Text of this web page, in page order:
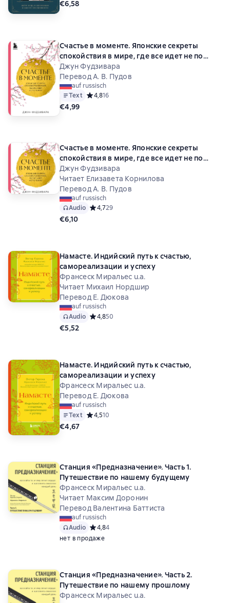
€6,58
Счастье в моменте. Японские секреты
спокойствия в мире, где все идет не по
плану
Джун Фудзивара
Перевод А. В. Пудов
auf russisch
Text Средний рейтинг 4,8 на основе 16 оценок
4,816
€4,99
Счастье в моменте. Японские секреты
спокойствия в мире, где все идет не по
плану
Джун Фудзивара
Читает Елизавета Корнилова
Перевод А. В. Пудов
auf russisch
Audio Средний рейтинг 4,7 на основе 29 оценок
4,729
€6,10
Намасте. Индийский путь к счастью,
самореализации и успеху
Франсеск Миральес u.a.
Читает Михаил Нордшир
Перевод Е. Дюкова
auf russisch
Audio Средний рейтинг 4,8 на основе 50 оценок
4,850
€5,52
Намасте. Индийский путь к счастью,
самореализации и успеху
Франсеск Миральес u.a.
Перевод Е. Дюкова
auf russisch
Text Средний рейтинг 4,5 на основе 10 оценок
4,510
€4,67
Станция «Предназначение». Часть 1.
Путешествие по нашему будущему
Франсеск Миральес u.a.
Читает Максим Доронин
Перевод Валентина Баттиста
auf russisch
Audio Средний рейтинг 4,8 на основе 4 оценок
4,84
нет в продаже
Станция «Предназначение». Часть 2.
Путешествие по нашему прошлому
Франсеск Миральес u.a.